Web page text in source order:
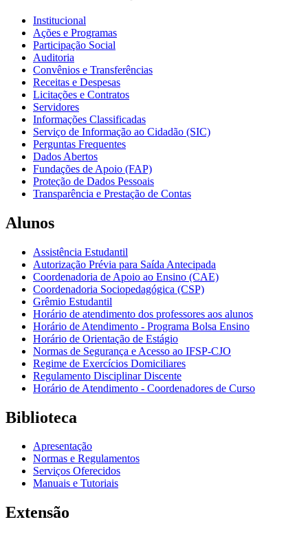
Institucional
Ações e Programas
Participação Social
Auditoria
Convênios e Transferências
Receitas e Despesas
Licitações e Contratos
Servidores
Informações Classificadas
Serviço de Informação ao Cidadão (SIC)
Perguntas Frequentes
Dados Abertos
Fundações de Apoio (FAP)
Proteção de Dados Pessoais
Transparência e Prestação de Contas
Alunos
Assistência Estudantil
Autorização Prévia para Saída Antecipada
Coordenadoria de Apoio ao Ensino (CAE)
Coordenadoria Sociopedagógica (CSP)
Grêmio Estudantil
Horário de atendimento dos professores aos alunos
Horário de Atendimento - Programa Bolsa Ensino
Horário de Orientação de Estágio
Normas de Segurança e Acesso ao IFSP-CJO
Regime de Exercícios Domiciliares
Regulamento Disciplinar Discente
Horário de Atendimento - Coordenadores de Curso
Biblioteca
Apresentação
Normas e Regulamentos
Serviços Oferecidos
Manuais e Tutoriais
Extensão